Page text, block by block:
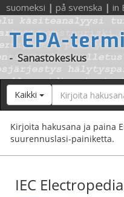
suomeksi | på svenska | in
TEPA-
- Sanastokeskus
Kaikki Hakusana